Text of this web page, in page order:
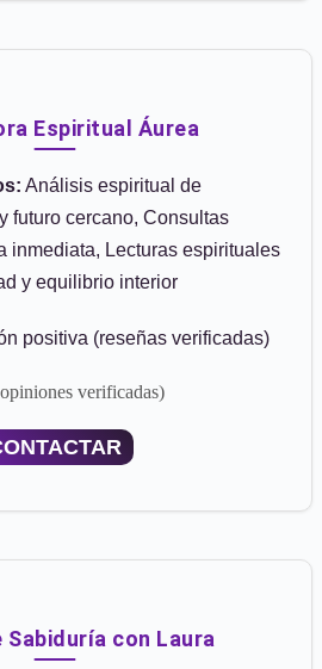
Espiritual Áurea
Análisis espiritual de
futuro cercano, Consultas
inmediata, Lecturas espirituales
y equilibrio interior
positiva (reseñas verificadas)
verificadas)
Sabiduría con Laura